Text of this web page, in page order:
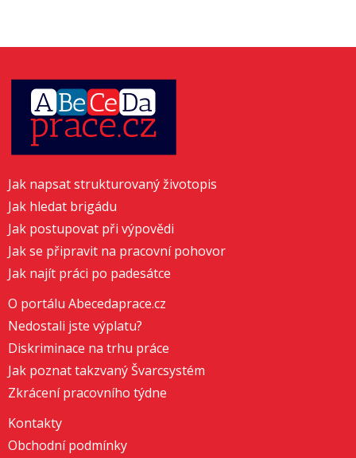
Jak napsat strukturovaný životopis
Jak hledat brigádu
Jak postupovat při výpovědi
Jak se připravit na pracovní pohovor
Jak najít práci po padesátce
O portálu Abecedaprace.cz
Nedostali jste výplatu?
Diskriminace na trhu práce
Jak poznat takzvaný Švarcsystém
Zkrácení pracovního týdne
Kontakty
Obchodní podmínky